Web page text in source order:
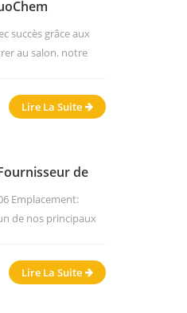
succès grâce aux
au salon. notre
Lire La Suite
de
Emplacement:
de nos principaux
Lire La Suite